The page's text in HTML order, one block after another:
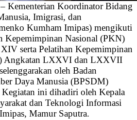
Kementerian Koordinator Bidang
Imigrasi, dan
Kumham Imipas) mengikuti
Kepemimpinan Nasional (PKN)
serta Pelatihan Kepemimpinan
Angkatan LXXVI dan LXXVII
oleh Badan
Daya Manusia (BPSDM)
ini dihadiri oleh Kepala
dan Teknologi Informasi
Mamur Saputra.